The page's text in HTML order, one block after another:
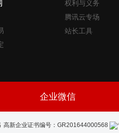
权利与义务
腾讯云专场
站长工具
企业微信
高新企业证书编号：GR201644000568